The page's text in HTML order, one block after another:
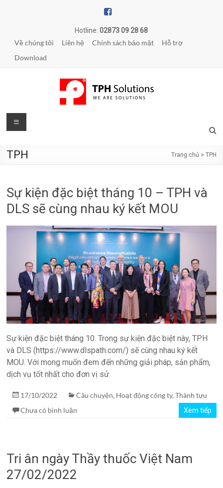
Hotline:02873 09 28 68
Về chúng tôi Liên hệ Chính sách bảo mật
Hỗ trợ
Download
TPH
WE
|
Phần
nghiệm
TPH.LabIMS
Menu
TPH Trang chủ > TPH
Sự kiện đặc biệt tháng 10 – TPH và
DLS sẽ cùng nhau ký kết MOU
Sự kiện đặc biệt tháng 10. Trong sự kiện đặc biệt này, TPH
và DLS (https://www.dlspath.com/) sẽ cùng nhau ký kết
MOU. Với mong muốn đem đến những giải pháp, sản phẩm,
dịch vụ tốt nhất cho đơn vị sử
17/10/2022 Câu chuyện, Hoạt động công ty,Thành tựu
Chưa có bình luận
Xem tiếp
Tri ân ngày Thầy thuốc Việt Nam
27/02/2022